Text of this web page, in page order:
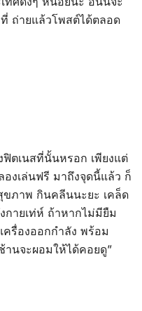
ถ่ายแล้วโพสต์ได้ตลอด
ฟิตเนสที่นั้นหรอก เพียงแต่
งเล่นฟรี มาถึงจุดนี้แล้ว ก็
ขภาพ กินคลีนนะยะ เคล็ด
ายเท่ห์ ถ้าหากไม่มียืม
รื่องออกกำลัง พร้อม
านจะผอมให้ได้คอยดู”